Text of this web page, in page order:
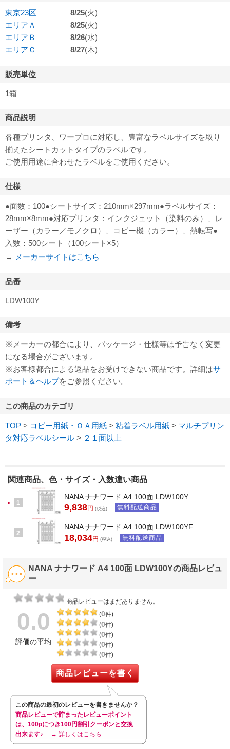
東京23区 8/25(火)
エリアＡ
8/25(火)
エリアＢ
8/26(水)
エリアＣ
8/27(木)
販売単位
1箱
商品説明
各種プリンタ、ワープロに対応し、豊富なラベルサイズを取り
揃えたシートカットタイプのラベルです。
ご使用用途に合わせたラベルをご使用ください。
仕様
●面数：100●シートサイズ：210mm×297mm●ラベルサイズ：
28mm×8mm●対応プリンタ：インクジェット（染料のみ）、レ
ーザー（カラー／モノクロ）、コピー機（カラー）、熱転写●
入数：500シート（100シート×5）
→
メーカーサイトはこちら
品番
LDW100Y
備考
※メーカーの都合により、パッケージ・仕様等は予告なく変更
になる場合がございます。
※お客様都合による返品をお受けできない商品です。詳細はサ
ポート＆ヘルプをご参照ください。
この商品のカテゴリ
TOP > コピー用紙・ＯＡ用紙 > 粘着ラベル用紙 > マルチプリン
タ対応ラベルシール > ２１面以上
関連商品、色・サイズ・入数違い商品
1
NANA ナナワード A4 100面 LDW100Y
9,838円 (税込) 無料配送商品
2
NANA ナナワード A4 100面 LDW100YF
18,034円 (税込) 無料配送商品
NANA ナナワード A4 100面 LDW100Yの商品レビュ
ー
商品レビューはまだありません。
0.0
評価の平均
(0件)
(0件)
(0件)
(0件)
(0件)
商品レビューを書く
この商品の最初のレビューを書きませんか？
商品レビューで貯まったレビューポイント
は、100pにつき100円割引クーポンと交換
出来ます♪
→ 詳しくはこちら